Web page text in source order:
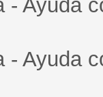
- Ayuda
- Ayuda